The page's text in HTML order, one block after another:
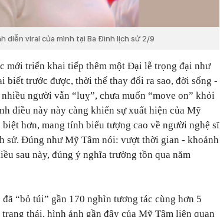
diễn viral của mình tại Ba Đình lịch sử 2/9
mới triển khai tiếp thêm một Đại lễ trọng đại như
biết trước được, thời thế thay đổi ra sao, đời sống -
người vẫn “luỵ”, chưa muốn “move on” khỏi
điều này này càng khiến sự xuất hiện của Mỹ
hơn, mang tính biểu tượng cao về người nghệ sĩ
sử. Đúng như Mỹ Tâm nói: vượt thời gian - khoảnh
sau này, đúng ý nghĩa trường tồn qua năm
“bỏ túi” gần 170 nghìn tương tác cùng hơn 5
thái, hình ảnh gần đây của Mỹ Tâm liên quan